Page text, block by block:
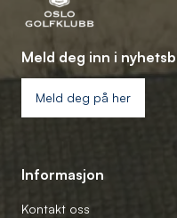
Meld deg inn i
Meld deg på her
Informasjon
Kontakt oss